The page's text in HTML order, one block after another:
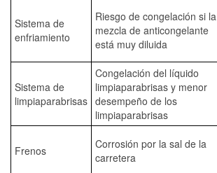
Sistema de
enfriamiento
Riesgo de congelación si la
mezcla de anticongelante
está muy diluida
Sistema de
limpiaparabrisas
Congelación del líquido
limpiaparabrisas y menor
desempeño de los
limpiaparabrisas
Frenos
Corrosión por la sal de la
carretera